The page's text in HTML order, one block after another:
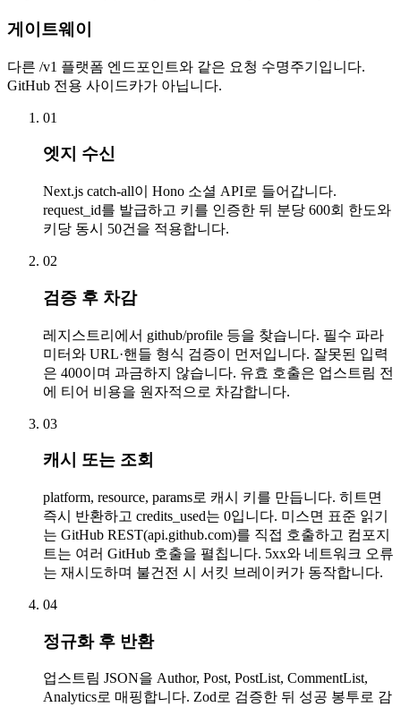
게이트웨이
다른 /v1 플랫폼 엔드포인트와 같은 요청 수명주기입니다.
GitHub 전용 사이드카가 아닙니다.
01
엣지 수신
Next.js catch-all이 Hono 소셜 API로 들어갑니다.
request_id를 발급하고 키를 인증한 뒤 분당 600회 한도와
키당 동시 50건을 적용합니다.
02
검증 후 차감
레지스트리에서 github/profile 등을 찾습니다. 필수 파라
미터와 URL·핸들 형식 검증이 먼저입니다. 잘못된 입력
은 400이며 과금하지 않습니다. 유효 호출은 업스트림 전
에 티어 비용을 원자적으로 차감합니다.
03
캐시 또는 조회
platform, resource, params로 캐시 키를 만듭니다. 히트면
즉시 반환하고 credits_used는 0입니다. 미스면 표준 읽기
는 GitHub REST(api.github.com)를 직접 호출하고 컴포지
트는 여러 GitHub 호출을 펼칩니다. 5xx와 네트워크 오류
는 재시도하며 불건전 시 서킷 브레이커가 동작합니다.
04
정규화 후 반환
업스트림 JSON을 Author, Post, PostList, CommentList,
Analytics로 매핑합니다. Zod로 검증한 뒤 성공 봉투로 감